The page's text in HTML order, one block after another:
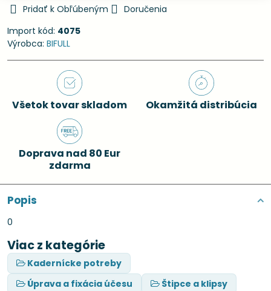
Pridať k Obľúbeným
Doručenia
Import kód: 4075
Výrobca: BIFULL
Všetok tovar skladom Okamžitá distribúcia
Doprava nad 80 Eur
zdarma
Popis
0
Viac z kategórie
Kadernícke potreby
Úprava a fixácia účesu
Štipce a klipsy